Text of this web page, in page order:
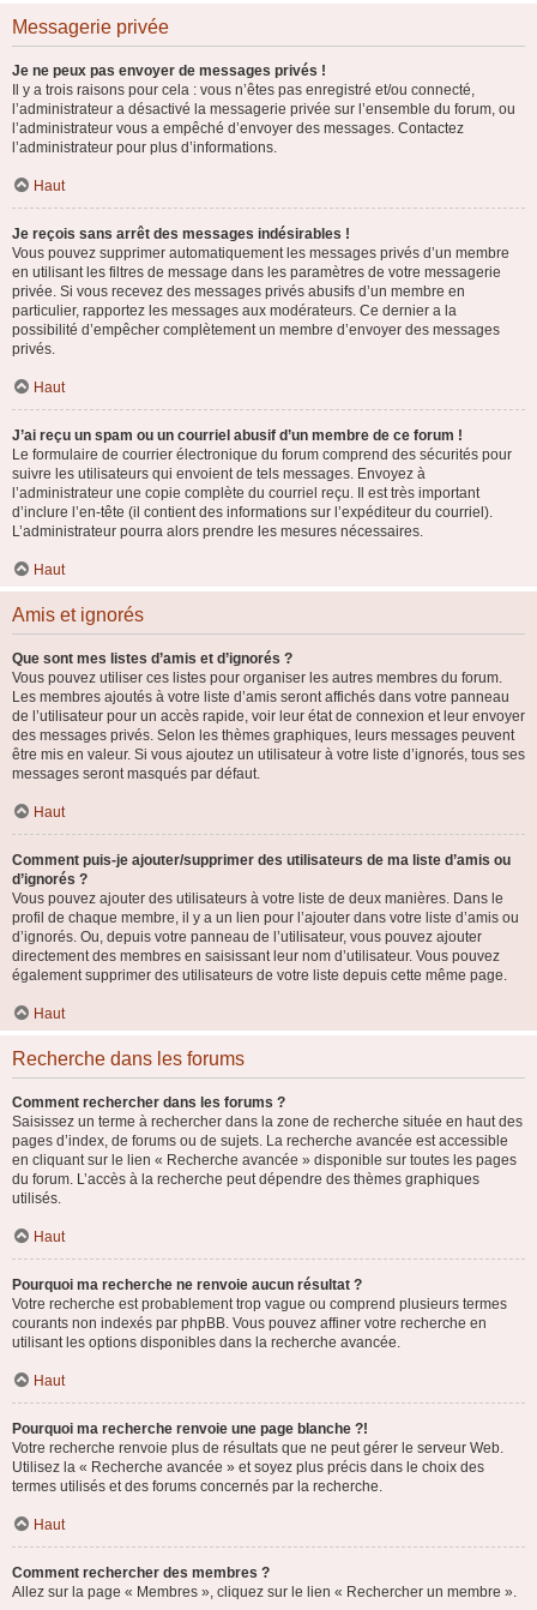
Messagerie privée
Je ne peux pas envoyer de messages privés !
Il y a trois raisons pour cela : vous n’êtes pas enregistré et/ou connecté,
l’administrateur a désactivé la messagerie privée sur l’ensemble du forum, ou
l’administrateur vous a empêché d’envoyer des messages. Contactez
l’administrateur pour plus d’informations.
Haut
Je reçois sans arrêt des messages indésirables !
Vous pouvez supprimer automatiquement les messages privés d’un membre
en utilisant les filtres de message dans les paramètres de votre messagerie
privée. Si vous recevez des messages privés abusifs d’un membre en
particulier, rapportez les messages aux modérateurs. Ce dernier a la
possibilité d’empêcher complètement un membre d’envoyer des messages
privés.
Haut
J’ai reçu un spam ou un courriel abusif d’un membre de ce forum !
Le formulaire de courrier électronique du forum comprend des sécurités pour
suivre les utilisateurs qui envoient de tels messages. Envoyez à
l’administrateur une copie complète du courriel reçu. Il est très important
d’inclure l’en-tête (il contient des informations sur l’expéditeur du courriel).
L’administrateur pourra alors prendre les mesures nécessaires.
Haut
Amis et ignorés
Que sont mes listes d’amis et d’ignorés ?
Vous pouvez utiliser ces listes pour organiser les autres membres du forum.
Les membres ajoutés à votre liste d’amis seront affichés dans votre panneau
de l’utilisateur pour un accès rapide, voir leur état de connexion et leur envoyer
des messages privés. Selon les thèmes graphiques, leurs messages peuvent
être mis en valeur. Si vous ajoutez un utilisateur à votre liste d’ignorés, tous ses
messages seront masqués par défaut.
Haut
Comment puis-je ajouter/supprimer des utilisateurs de ma liste d’amis ou
d’ignorés ?
Vous pouvez ajouter des utilisateurs à votre liste de deux manières. Dans le
profil de chaque membre, il y a un lien pour l’ajouter dans votre liste d’amis ou
d’ignorés. Ou, depuis votre panneau de l’utilisateur, vous pouvez ajouter
directement des membres en saisissant leur nom d’utilisateur. Vous pouvez
également supprimer des utilisateurs de votre liste depuis cette même page.
Haut
Recherche dans les forums
Comment rechercher dans les forums ?
Saisissez un terme à rechercher dans la zone de recherche située en haut des
pages d’index, de forums ou de sujets. La recherche avancée est accessible
en cliquant sur le lien « Recherche avancée » disponible sur toutes les pages
du forum. L’accès à la recherche peut dépendre des thèmes graphiques
utilisés.
Haut
Pourquoi ma recherche ne renvoie aucun résultat ?
Votre recherche est probablement trop vague ou comprend plusieurs termes
courants non indexés par phpBB. Vous pouvez affiner votre recherche en
utilisant les options disponibles dans la recherche avancée.
Haut
Pourquoi ma recherche renvoie une page blanche ?!
Votre recherche renvoie plus de résultats que ne peut gérer le serveur Web.
Utilisez la « Recherche avancée » et soyez plus précis dans le choix des
termes utilisés et des forums concernés par la recherche.
Haut
Comment rechercher des membres ?
Allez sur la page « Membres », cliquez sur le lien « Rechercher un membre ».